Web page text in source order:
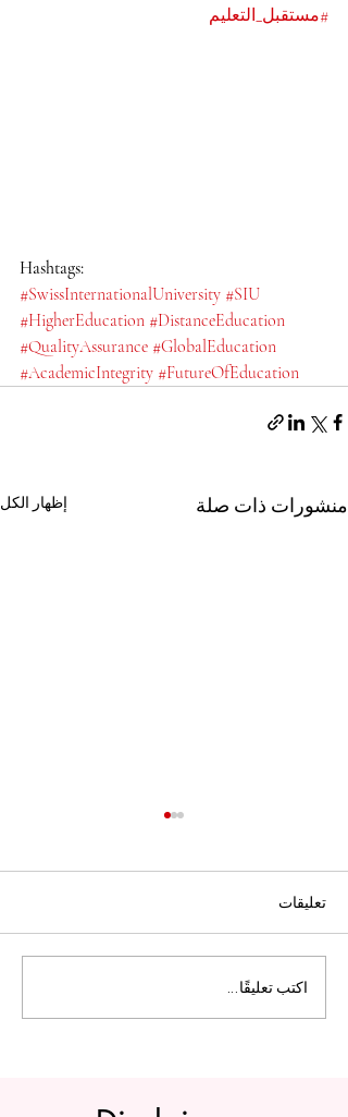
#مستقبل_التعليم
Hashtags:
#SwissInternationalUniversity #SIU
#HigherEducation #DistanceEducation
#QualityAssurance #GlobalEducation
#AcademicIntegrity #FutureOfEducation
منشورات ذات صلة إظهار الكل
الجامعة السويسرية الدولية
تفتح أبواب التسجيل بعد
تعليقات
اكتب تعليقًا...